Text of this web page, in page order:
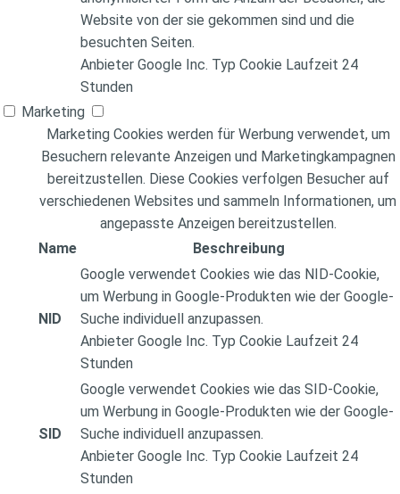
Website von der sie gekommen sind und die
besuchten Seiten.
Anbieter Google Inc. Typ Cookie Laufzeit 24
Stunden
Marketing
Marketing Cookies werden für Werbung verwendet, um
Besuchern relevante Anzeigen und Marketingkampagnen
bereitzustellen. Diese Cookies verfolgen Besucher auf
verschiedenen Websites und sammeln Informationen, um
angepasste Anzeigen bereitzustellen.
Name
Beschreibung
NID
Google verwendet Cookies wie das NID-Cookie,
um Werbung in Google-Produkten wie der Google-
Suche individuell anzupassen.
Anbieter Google Inc. Typ Cookie Laufzeit 24
Stunden
SID
Google verwendet Cookies wie das SID-Cookie,
um Werbung in Google-Produkten wie der Google-
Suche individuell anzupassen.
Anbieter Google Inc. Typ Cookie Laufzeit 24
Stunden